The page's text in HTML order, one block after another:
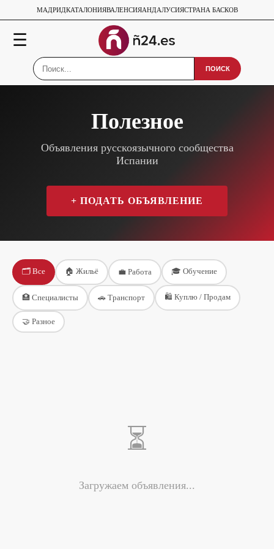
МАДРИДКАТАЛОНИЯВАЛЕНСИЯАНДАЛУСИЯСТРАНА БАСКОВ
☰
ПОИСК
Полезное
Объявления русскоязычного сообщества
Испании
+ ПОДАТЬ ОБЪЯВЛЕНИЕ
🗂️ Все 🏠 Жильё 💼 Работа 🎓 Обучение
🏥 Специалисты 🚗 Транспорт 🛍️ Куплю / Продам
🤝 Разное
⏳
Загружаем объявления...